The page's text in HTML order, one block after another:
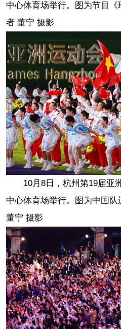
中心体育场举行。图为节目
者 董宁 摄影
10月8日，杭州第19届亚
中心体育场举行。图为中国
董宁 摄影